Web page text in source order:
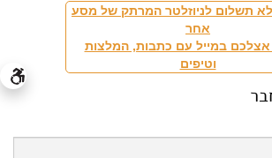
תשלום לניוזלטר המרתק של מסע
אחר
אצלכם במייל עם כתבות, המלצות
וטיפים